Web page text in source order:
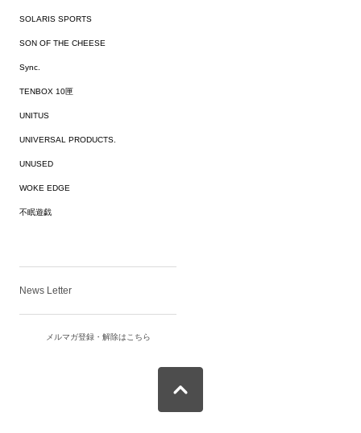
SOLARIS SPORTS
SON OF THE CHEESE
Sync.
TENBOX 10匣
UNITUS
UNIVERSAL PRODUCTS.
UNUSED
WOKE EDGE
不眠遊戯
News Letter
メルマガ登録・解除はこちら